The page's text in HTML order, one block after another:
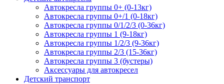
Автокресла группы 0+ (0-13кг)
Автокресла группы 0+/1 (0-18кг)
Автокресла группы 0/1/2/3 (0-36кг)
Автокресла группы 1 (9-18кг)
Автокресла группы 1/2/3 (9-36кг)
Автокресла группы 2/3 (15-36кг)
Автокресла группы 3 (бустеры)
Аксессуары для автокресел
Детский транспорт